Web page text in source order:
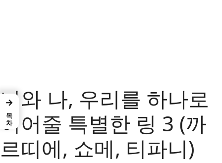
너와 나, 우리를 하나로
이어줄 특별한 링 3 (까
르띠에, 쇼메, 티파니)
→
목차